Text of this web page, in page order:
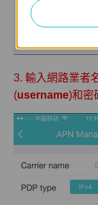
3. 輸入網路業者
(username)和密